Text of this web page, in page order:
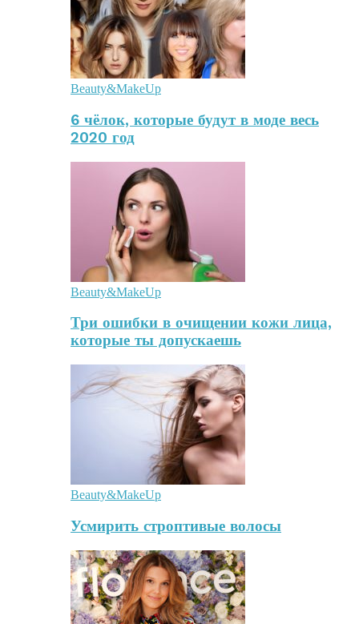
Beauty&MakeUp
6 чёлок, которые будут в моде весь
2020 год
Beauty&MakeUp
Три ошибки в очищении кожи лица,
которые ты допускаешь
Beauty&MakeUp
Усмирить строптивые волосы